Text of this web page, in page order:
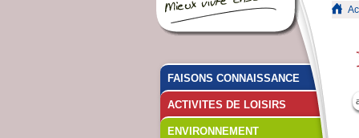
FAISONS CONNAISSANCE
ACTIVITES DE LOISIRS
ENVIRONNEMENT